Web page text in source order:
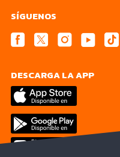
SÍGUENOS
DESCARGA LA APP